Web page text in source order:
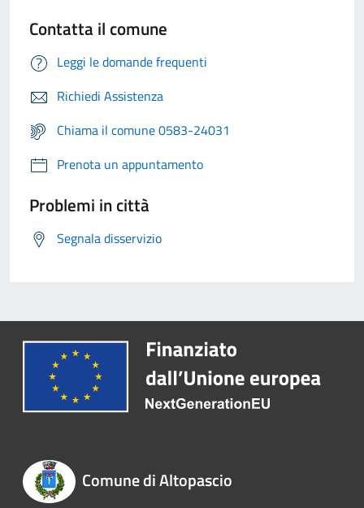
Contatta il comune
Leggi le domande frequenti
Richiedi Assistenza
Chiama il comune 0583-24031
Prenota un appuntamento
Problemi in città
Segnala disservizio
Comune di Altopascio